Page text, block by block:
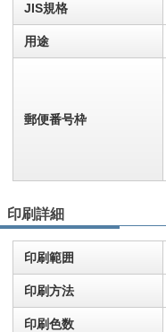
JIS規格
用途
郵便番号枠
印刷詳細
印刷範囲
印刷方法
印刷色数